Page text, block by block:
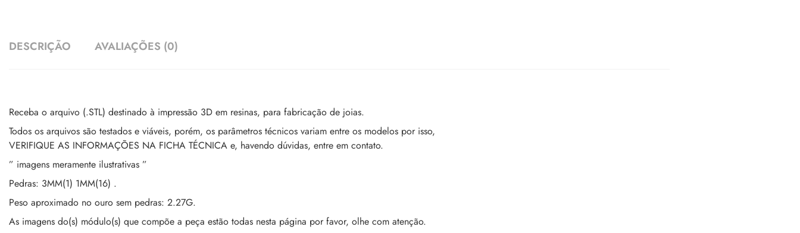
DESCRIÇÃO AVALIAÇÕES (0)
Receba o arquivo (.STL) destinado à impressão 3D em resinas, para fabricação de joias.
Todos os arquivos são testados e viáveis, porém, os parâmetros técnicos variam entre os modelos por isso,
VERIFIQUE AS INFORMAÇÕES NA FICHA TÉCNICA e, havendo dúvidas, entre em contato.
” imagens meramente ilustrativas ”
Pedras: 3MM(1) 1MM(16) .
Peso aproximado no ouro sem pedras: 2.27G.
As imagens do(s) módulo(s) que compõe a peça estão todas nesta página por favor, olhe com atenção.